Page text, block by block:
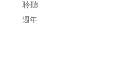
聆聽
週年